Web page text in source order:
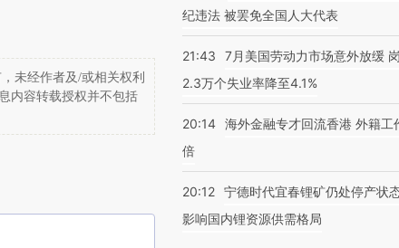
未经作者及/或相关权利
内容转载授权并不包括
纪违法 被罢免全国人大代表
21:43
7月美国劳动力市场意外放缓
2.3万个失业率降至4.1%
20:14 海外金融专才回流香港 外籍工
倍
20:12 宁德时代宜春锂矿仍处停产状
影响国内锂资源供需格局